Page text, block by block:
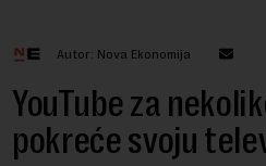
Autor: Nova Ekonomija
YouTube za
pokreće svoju